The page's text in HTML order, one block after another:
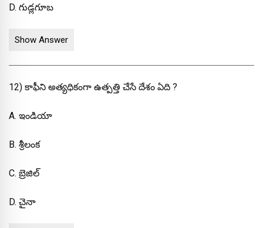
D. గుడ్లగూబ
Show Answer
12) కాఫీని అత్యధికంగా ఉత్పత్తి చేసే దేశం ఏది ?
A. ఇండియా
B. శ్రీలంక
C. బ్రెజిల్
D. చైనా